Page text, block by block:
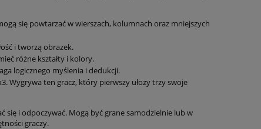
się powtarzać w wierszach, kolumnach oraz mniejszych
i tworzą obrazek.
różne kształty i kolory.
logicznego myślenia i dedukcji.
Wygrywa ten gracz, który pierwszy ułoży trzy swoje
się i odpoczywać. Mogą być grane samodzielnie lub w
graczy.